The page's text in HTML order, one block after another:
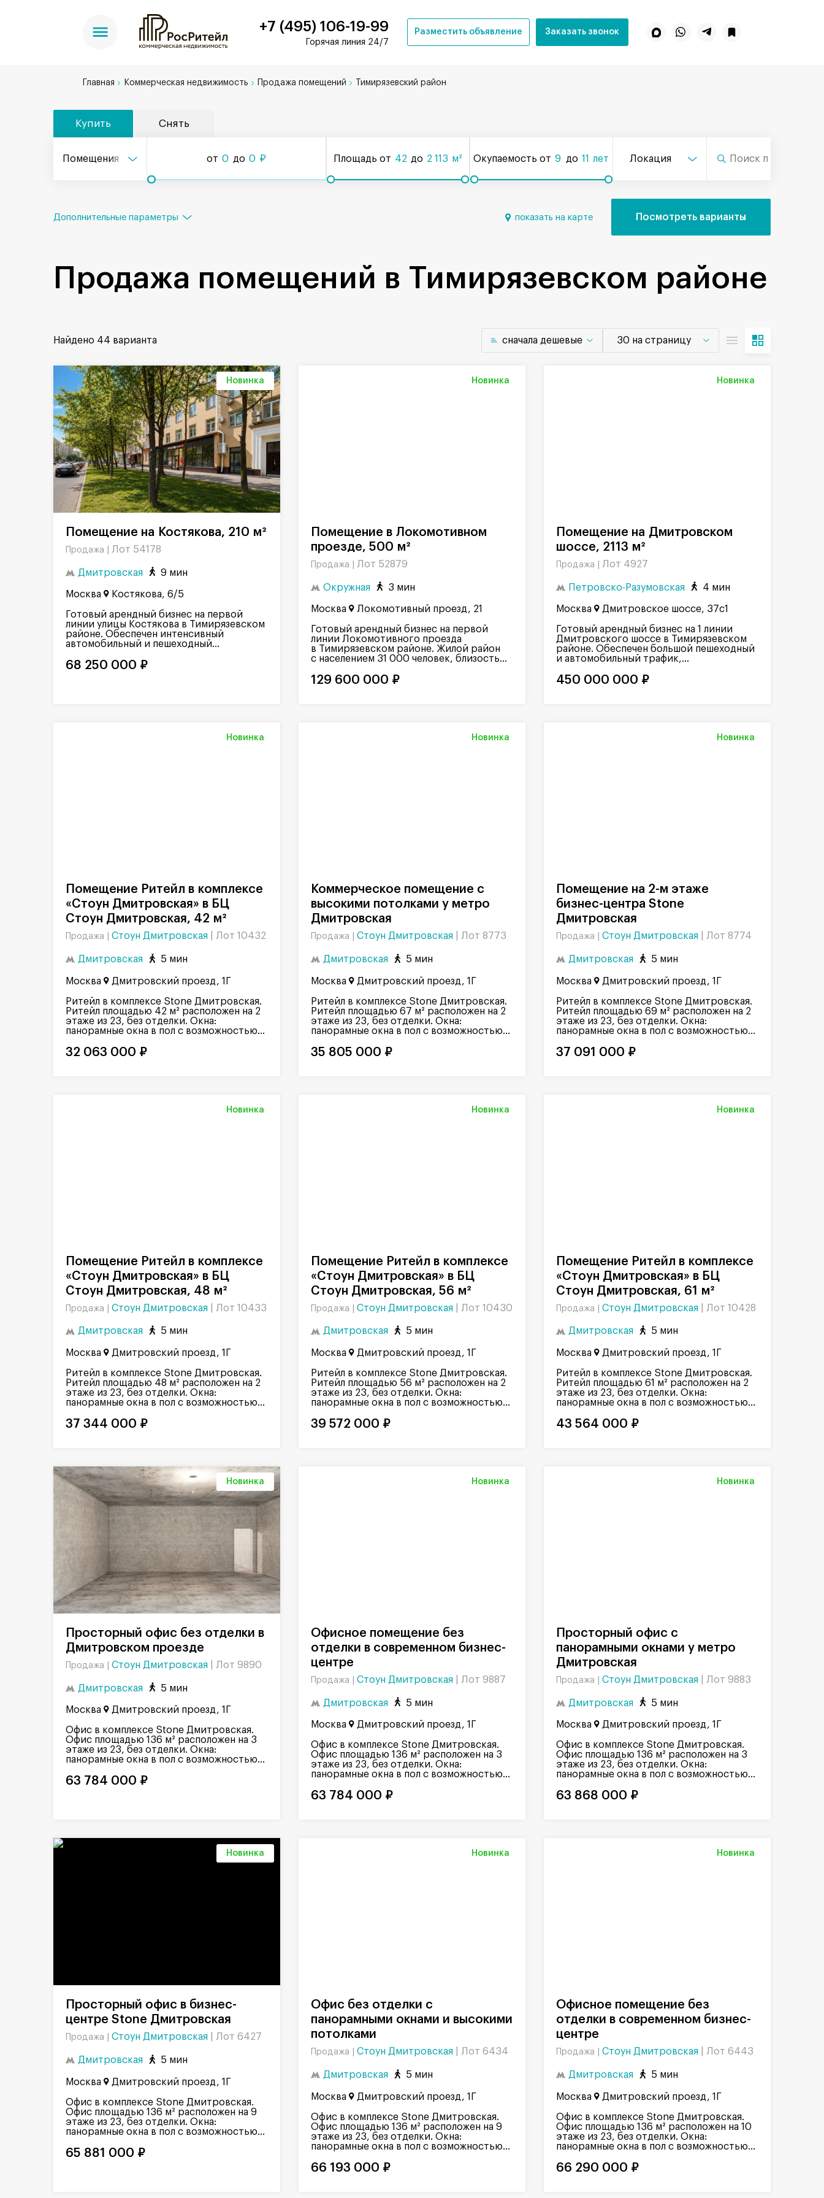
+7 (495) 106-19-99
Горячая линия 24/7
Разместить объявление Заказать звонок
Главная Коммерческая недвижимость Продажа помещений Тимирязевский район
Купить Снять
Помещения от 0 до 0 ₽ Площадь от 42 до 2 113 м² Окупаемость от 9 до 11 лет Локация
Дополнительные параметры показать на карте Посмотреть варианты
Продажа помещений в Тимирязевском районе
Найдено 44 варианта cначала дешевые 30 на страницу
Новинка
Помещение на Костякова, 210 м²
Продажа | Лот 54178
Дмитровская 9 мин
Москва Костякова, 6/5
Готовый арендный бизнес на первой
линии улицы Костякова в Тимирязевском
районе. Обеспечен интенсивный
автомобильный и пешеходный...
68 250 000 ₽
Новинка
проезде, 500 м²
Продажа | Лот 52879
Окружная 3 мин
Москва Локомотивный проезд, 21
Готовый арендный бизнес на первой
линии Локомотивного проезда
в Тимирязевском районе. Жилой район
с населением 31 000 человек, близость...
129 600 000 ₽
Новинка
шоссе, 2113 м²
Продажа | Лот 4927
Петровско-Разумовская 4 мин
Москва Дмитровское шоссе, 37с1
Готовый арендный бизнес на 1 линии
Дмитровского шоссе в Тимирязевском
районе. Обеспечен большой пешеходный
и автомобильный трафик,...
450 000 000 ₽
Новинка
«Стоун Дмитровская» в БЦ
Стоун Дмитровская, 42 м²
Продажа | Стоун Дмитровская Лот 10432
Дмитровская 5 мин
Москва Дмитровский проезд, 1Г
Ритейл в комплексе Stone Дмитровская.
Ритейл площадью 42 м² расположен на 2
этаже из 23, без отделки. Окна:
панорамные окна в пол с возможностью...
32 063 000 ₽
Новинка
Коммерческое помещение с
высокими потолками у метро
Дмитровская
Продажа | Стоун Дмитровская Лот 8773
Дмитровская 5 мин
Москва Дмитровский проезд, 1Г
Ритейл в комплексе Stone Дмитровская.
Ритейл площадью 67 м² расположен на 2
этаже из 23, без отделки. Окна:
панорамные окна в пол с возможностью...
35 805 000 ₽
Новинка
бизнес-центра Stone
Дмитровская
Продажа | Стоун Дмитровская Лот 8774
Дмитровская 5 мин
Москва Дмитровский проезд, 1Г
Ритейл в комплексе Stone Дмитровская.
Ритейл площадью 69 м² расположен на 2
этаже из 23, без отделки. Окна:
панорамные окна в пол с возможностью...
37 091 000 ₽
Новинка
Помещение Ритейл в комплексе
«Стоун Дмитровская» в БЦ
Стоун Дмитровская, 48 м²
Продажа | Стоун Дмитровская Лот 10433
Дмитровская 5 мин
Москва Дмитровский проезд, 1Г
Ритейл в комплексе Stone Дмитровская.
Ритейл площадью 48 м² расположен на 2
этаже из 23, без отделки. Окна:
панорамные окна в пол с возможностью...
37 344 000 ₽
Новинка
Помещение Ритейл в комплексе
«Стоун Дмитровская» в БЦ
Стоун Дмитровская, 56 м²
Продажа | Стоун Дмитровская Лот 10430
Дмитровская 5 мин
Москва Дмитровский проезд, 1Г
Ритейл в комплексе Stone Дмитровская.
Ритейл площадью 56 м² расположен на 2
этаже из 23, без отделки. Окна:
панорамные окна в пол с возможностью...
39 572 000 ₽
Новинка
Помещение Ритейл в комплексе
«Стоун Дмитровская» в БЦ
Стоун Дмитровская, 61 м²
Продажа | Стоун Дмитровская Лот 10428
Дмитровская 5 мин
Москва Дмитровский проезд, 1Г
Ритейл в комплексе Stone Дмитровская.
Ритейл площадью 61 м² расположен на 2
этаже из 23, без отделки. Окна:
панорамные окна в пол с возможностью...
43 564 000 ₽
Новинка
Просторный офис без отделки в
Дмитровском проезде
Продажа | Стоун Дмитровская Лот 9890
Дмитровская 5 мин
Москва Дмитровский проезд, 1Г
Офис в комплексе Stone Дмитровская.
Офис площадью 136 м² расположен на 3
этаже из 23, без отделки. Окна:
панорамные окна в пол с возможностью...
63 784 000 ₽
Новинка
Офисное помещение без
отделки в современном бизнес-
центре
Продажа | Стоун Дмитровская Лот 9887
Дмитровская 5 мин
Москва Дмитровский проезд, 1Г
Офис в комплексе Stone Дмитровская.
Офис площадью 136 м² расположен на 3
этаже из 23, без отделки. Окна:
панорамные окна в пол с возможностью...
63 784 000 ₽
Новинка
Просторный офис с
панорамными окнами у метро
Дмитровская
Продажа | Стоун Дмитровская Лот 9883
Дмитровская 5 мин
Москва Дмитровский проезд, 1Г
Офис в комплексе Stone Дмитровская.
Офис площадью 136 м² расположен на 3
этаже из 23, без отделки. Окна:
панорамные окна в пол с возможностью...
63 868 000 ₽
Новинка
центре Stone Дмитровская
Продажа | Стоун Дмитровская Лот 6427
Дмитровская 5 мин
Москва Дмитровский проезд, 1Г
Офис в комплексе Stone Дмитровская.
Офис площадью 136 м² расположен на 9
этаже из 23, без отделки. Окна:
панорамные окна в пол с возможностью...
65 881 000 ₽
Новинка
Офис без отделки с
панорамными окнами и высокими
потолками
Продажа | Стоун Дмитровская Лот 6434
Дмитровская 5 мин
Москва Дмитровский проезд, 1Г
Офис в комплексе Stone Дмитровская.
Офис площадью 136 м² расположен на 9
этаже из 23, без отделки. Окна:
панорамные окна в пол с возможностью...
66 193 000 ₽
Новинка
Офисное помещение без
отделки в современном бизнес-
центре
Продажа | Стоун Дмитровская Лот 6443
Дмитровская 5 мин
Москва Дмитровский проезд, 1Г
Офис в комплексе Stone Дмитровская.
Офис площадью 136 м² расположен на 10
этаже из 23, без отделки. Окна:
панорамные окна в пол с возможностью...
66 290 000 ₽